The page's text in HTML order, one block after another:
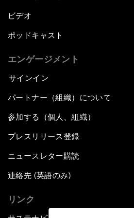
ビデオ
ポッドキャスト
エンゲージメント
サインイン
パートナー（組織）について
参加する（個人、組織）
プレスリリース登録
ニュースレター購読
連絡先 (英語のみ)
リンク